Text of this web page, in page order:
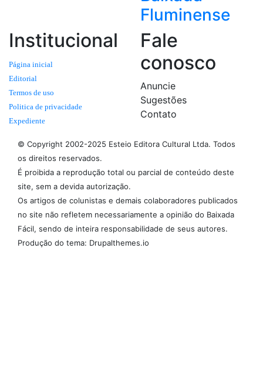
Fluminense
Institucional
Página inicial
Editorial
Termos de uso
Politica de privacidade
Expediente
Fale
conosco
Anuncie
Sugestões
Contato
© Copyright 2002-2025 Esteio Editora Cultural Ltda. Todos
os direitos reservados.
É proibida a reprodução total ou parcial de conteúdo deste
site, sem a devida autorização.
Os artigos de colunistas e demais colaboradores publicados
no site não refletem necessariamente a opinião do Baixada
Fácil, sendo de inteira responsabilidade de seus autores.
Produção do tema: Drupalthemes.io